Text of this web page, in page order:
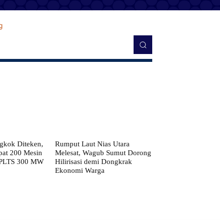
Diteken,
200 Mesin
300 MW
Rumput Laut Nias Utara
Melesat, Wagub Sumut Dorong
Hilirisasi demi Dongkrak
Ekonomi Warga